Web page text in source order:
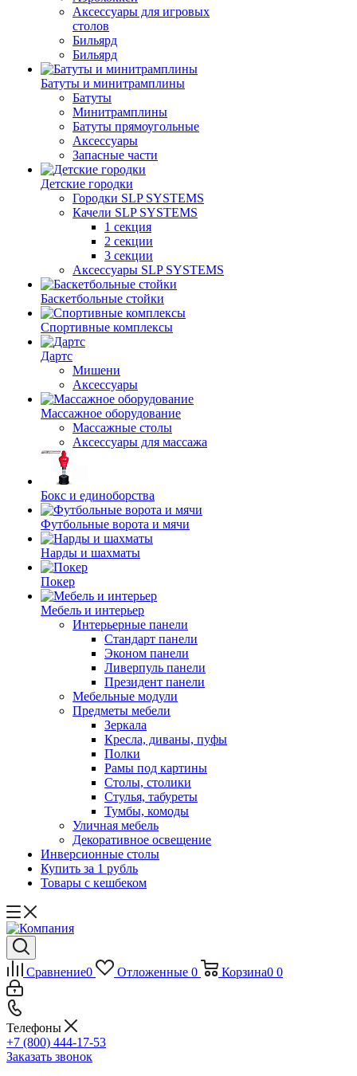
Аксессуары для игровых
столов
Бильяpд
Бильяpд
Батуты и минитрамплины
Батуты
Минитрамплины
Батуты прямоугольные
Аксессуары
Запасные части
Детские городки
Городки SLP SYSTEMS
Качели SLP SYSTEMS
1 секция
2 секции
3 секции
Аксессуары SLP SYSTEMS
Баскетбольные стойки
Спортивные комплексы
Дартс
Мишени
Аксессуары
Массажное оборудование
Массажные столы
Аксессуары для массажа
Бокс и единоборства
Футбольные ворота и мячи
Нарды и шахматы
Покер
Мебель и интерьер
Интерьерные панели
Стандарт панели
Эконом панели
Ливерпуль панели
Президент панели
Мебельные модули
Предметы мебели
Зеркала
Кресла, диваны, пуфы
Полки
Рамы под картины
Столы, столики
Стулья, табуреты
Тумбы, комоды
Уличная мебель
Декоративное освещение
Инверсионные столы
Купить за 1 рубль
Товары с кешбеком
Сравнение0 Отложенные 0 Корзина0 0
Телефоны
+7 (800) 444-17-53
Заказать звонок